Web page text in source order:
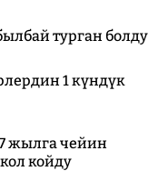
турган болду
1 күндүк
жылга чейин
койду